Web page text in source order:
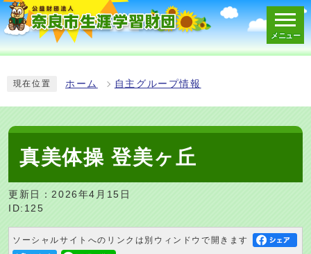
メニュー
現在位置 ホーム 自主グループ情報
真美体操 登美ヶ丘
更新日：2026年4月15日
ID:125
ソーシャルサイトへのリンクは別ウィンドウで開きます